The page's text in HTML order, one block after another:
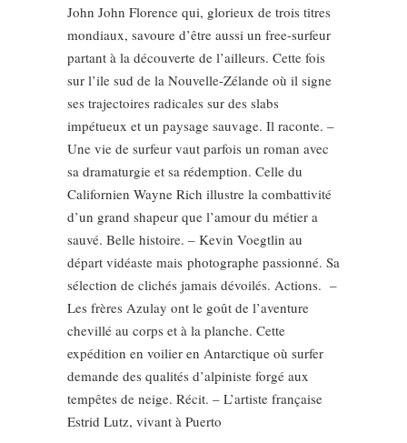
John John Florence qui, glorieux de trois titres
mondiaux, savoure d’être aussi un free-surfeur
partant à la découverte de l’ailleurs. Cette fois
sur l’ile sud de la Nouvelle-Zélande où il signe
ses trajectoires radicales sur des slabs
impétueux et un paysage sauvage. Il raconte. –
Une vie de surfeur vaut parfois un roman avec
sa dramaturgie et sa rédemption. Celle du
Californien Wayne Rich illustre la combattivité
d’un grand shapeur que l’amour du métier a
sauvé. Belle histoire. – Kevin Voegtlin au
départ vidéaste mais photographe passionné. Sa
sélection de clichés jamais dévoilés. Actions. –
Les frères Azulay ont le goût de l’aventure
chevillé au corps et à la planche. Cette
expédition en voilier en Antarctique où surfer
demande des qualités d’alpiniste forgé aux
tempêtes de neige. Récit. – L’artiste française
Estrid Lutz, vivant à Puerto